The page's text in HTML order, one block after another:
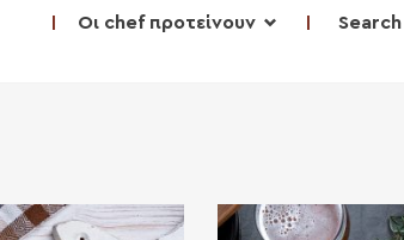
Οι chef προτείνουν